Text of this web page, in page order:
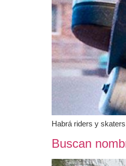
Habrá riders y
Buscan